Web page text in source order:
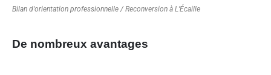
Bilan d'orientation professionnelle / Reconversion à L’Écaille
De nombreux avantages